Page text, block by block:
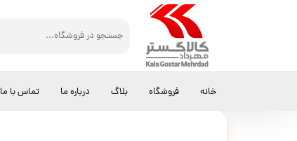
خانه فروشگاه بلاگ درباره ما تماس با ما کالاگستر مهرداد روغن روغن مایع پخت و پز - 3 لیتر